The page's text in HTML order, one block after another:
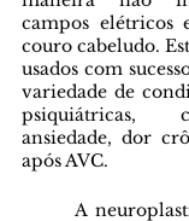
campos elétricos
couro cabeludo.
usados com
variedade de
psiquiátricas,
ansiedade, dor
após AVC.